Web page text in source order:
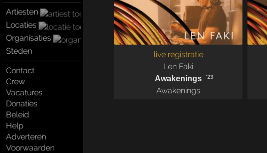
Artiesten
Locaties
Organisaties
Steden
Contact
Crew
Vacatures
Donaties
Beleid
Help
Adverteren
Voorwaarden
live registratie
Len Faki
Awakenings '23
Awakenings